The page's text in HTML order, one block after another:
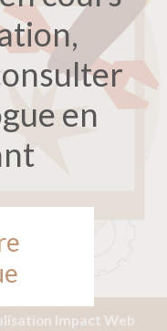
en
Impact Web